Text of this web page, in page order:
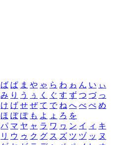
ば ぱ ま や ゃ ら わ ゎ ん い ぃ
み り う ぅ く ぐ す ず つ づ っ
け げ せ ぜ て で ね へ べ ぺ め
ほ ぼ ぽ も よ ょ ろ を
パ マ ヤ ャ ラ ワ ヮ ン イ ィ キ
リ ウ ゥ ク グ ス ズ ツ ヅ ッ ヌ